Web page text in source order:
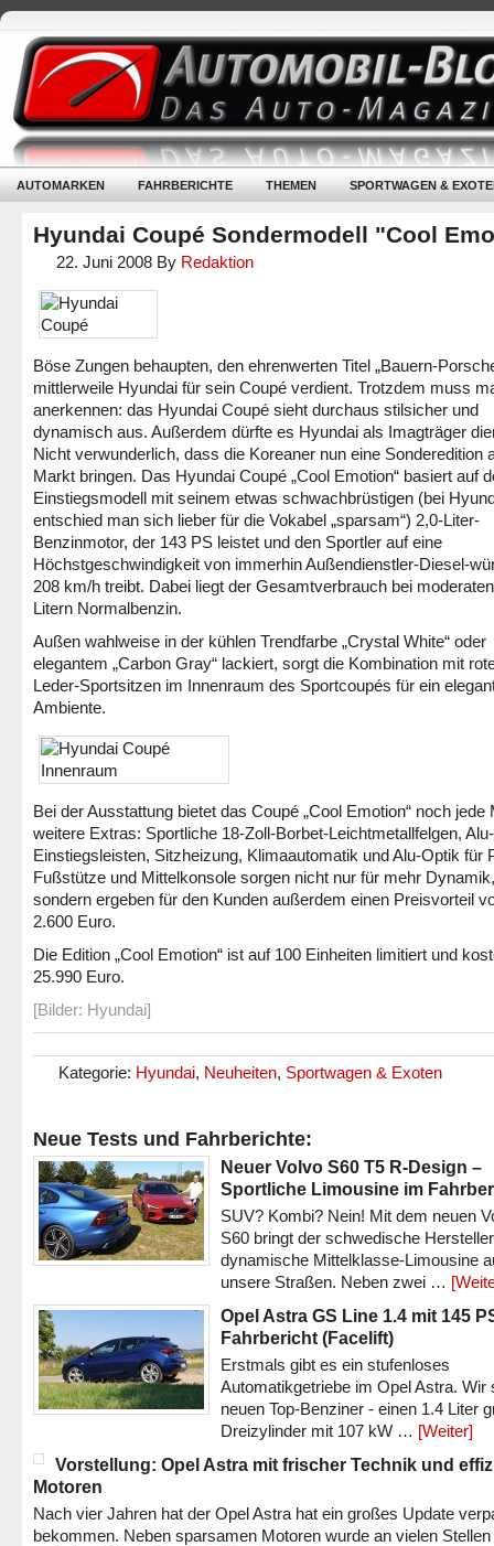
AUTOMARKEN FAHRBERICHTE THEMEN SPORTWAGEN &
Hyundai Coupé Sondermodell "Cool
22. Juni 2008 By Redaktion
Böse Zungen behaupten, den ehrenwerten Titel „Bauern-
mittlerweile Hyundai für sein Coupé verdient. Trotzdem muss
anerkennen: das Hyundai Coupé sieht durchaus stilsicher und
dynamisch aus. Außerdem dürfte es Hyundai als Imagträger
Nicht verwunderlich, dass die Koreaner nun eine Sonderedition
Markt bringen. Das Hyundai Coupé „Cool Emotion“ basiert auf
Einstiegsmodell mit seinem etwas schwachbrüstigen (bei
entschied man sich lieber für die Vokabel „sparsam“) 2,0-Liter-
Benzinmotor, der 143 PS leistet und den Sportler auf eine
Höchstgeschwindigkeit von immerhin Außendienstler-Diesel-
208 km/h treibt. Dabei liegt der Gesamtverbrauch bei
Litern Normalbenzin.
Außen wahlweise in der kühlen Trendfarbe „Crystal White“ oder
elegantem „Carbon Gray“ lackiert, sorgt die Kombination mit
Leder-Sportsitzen im Innenraum des Sportcoupés für ein
Ambiente.
Bei der Ausstattung bietet das Coupé „Cool Emotion“ noch jede
weitere Extras: Sportliche 18-Zoll-Borbet-Leichtmetallfelgen, Alu-
Einstiegsleisten, Sitzheizung, Klimaautomatik und Alu-Optik für
Fußstütze und Mittelkonsole sorgen nicht nur für mehr Dynamik,
sondern ergeben für den Kunden außerdem einen Preisvorteil
2.600 Euro.
Die Edition „Cool Emotion“ ist auf 100 Einheiten limitiert und
25.990 Euro.
[Bilder: Hyundai]
Kategorie: Hyundai, Neuheiten, Sportwagen & Exoten
Neue Tests und Fahrberichte:
Neuer Volvo S60 T5 R-Design –
Sportliche Limousine im
SUV? Kombi? Nein! Mit dem neuen
S60 bringt der schwedische
dynamische Mittelklasse-Limousine
unsere Straßen. Neben zwei …
Opel Astra GS Line 1.4 mit 145
Fahrbericht (Facelift)
Erstmals gibt es ein stufenloses
Automatikgetriebe im Opel Astra. Wir
neuen Top-Benziner - einen 1.4 Liter
Dreizylinder mit 107 kW … [Weiter]
Vorstellung: Opel Astra mit frischer Technik und
Motoren
Nach vier Jahren hat der Opel Astra hat ein großes Update
bekommen. Neben sparsamen Motoren wurde an vielen Stellen